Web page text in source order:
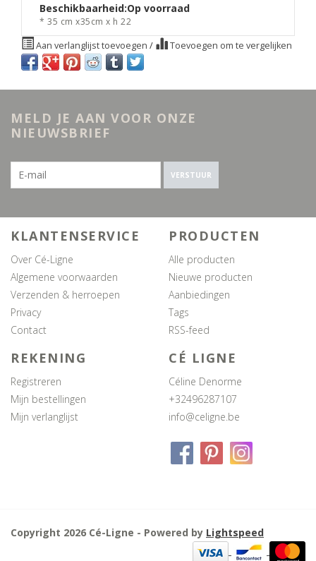
Beschikbaarheid:Op voorraad
* 35 cm x35cm x h 22
Aan verlanglijst toevoegen / Toevoegen om te vergelijken
MELD JE AAN VOOR ONZE
NIEUWSBRIEF
VERSTUUR
KLANTENSERVICE
Over Cé-Ligne
Algemene voorwaarden
Verzenden & herroepen
Privacy
Contact
PRODUCTEN
Alle producten
Nieuwe producten
Aanbiedingen
Tags
RSS-feed
REKENING
Registreren
Mijn bestellingen
Mijn verlanglijst
CÉ LIGNE
Céline Denorme
+32496287107
info@celigne.be
Copyright 2026 Cé-Ligne - Powered by Lightspeed